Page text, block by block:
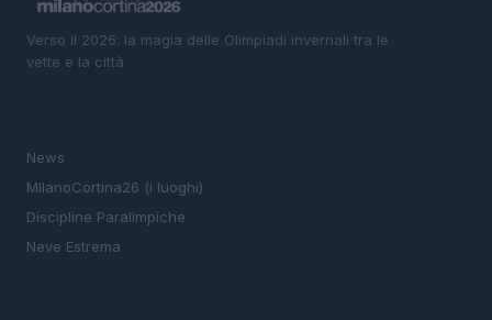
Verso il 2026: la magia delle Olimpiadi invernali tra le
vette e la città.
News
MIlanoCortina26 (i luoghi)
Discipline Paralimpiche
Neve Estrema